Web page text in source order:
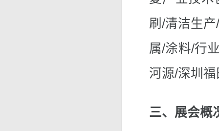
刷/清洁生
属/涂料/行
河源/深圳
三、展会概